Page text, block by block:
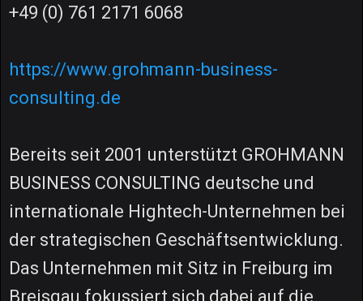
+49 (0) 761 2171 6068
https://www.grohmann-business-
consulting.de
Bereits seit 2001 unterstützt GROHMANN
BUSINESS CONSULTING deutsche und
internationale Hightech-Unternehmen bei
der strategischen Geschäftsentwicklung.
Das Unternehmen mit Sitz in Freiburg im
Breisgau fokussiert sich dabei auf die